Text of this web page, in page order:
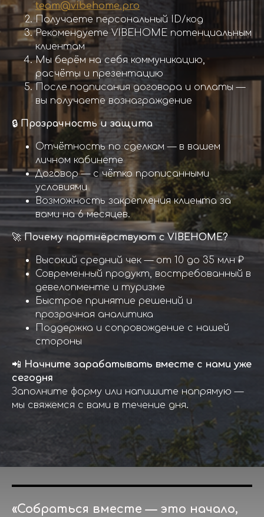
team@vibehome.pro
Получаете персональный ID/код
Рекомендуете VIBEHOME потенциальным
клиентам
Мы берём на себя коммуникацию,
расчёты и презентацию
После подписания договора и оплаты —
вы получаете вознаграждение
🔒Прозрачность и защита
Отчётность по сделкам — в вашем
личном кабинете
Договор — с чётко прописанными
условиями
Возможность закрепления клиента за
вами на 6 месяцев.
🚀Почему партнёрствуют с VIBEHOME?
Высокий средний чек — от 10 до 35 млн ₽
Современный продукт, востребованный в
девелопменте и туризме
Быстрое принятие решений и
прозрачная аналитика
Поддержка и сопровождение с нашей
стороны
📲 Начните зарабатывать вместе с нами уже
сегодня
Заполните форму или напишите напрямую —
мы свяжемся с вами в течение дня.
«Собраться вместе — это начало,